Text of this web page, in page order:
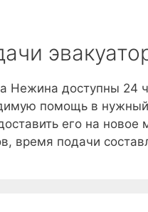
Нежина доступны
помощь в
его на
время подачи